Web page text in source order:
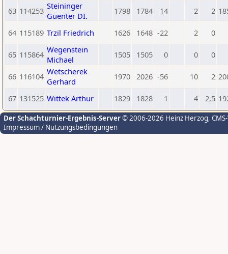
63 114253 Steininger
Guenter DI.
1798 1784 14 2 2
64 115189 Trzil Friedrich 1626 1648 -22 2 0
65 115864 Wegenstein
Michael
1505 1505 0 0 0
66 116104 Wetscherek
Gerhard
1970 2026 -56 10 2
67 131525 Wittek Arthur 1829 1828 1 4 2,5
Der Schachturnier-Ergebnis-Server© 2006-2026 Heinz Herzog,
Impressum / Nutzungsbedingungen